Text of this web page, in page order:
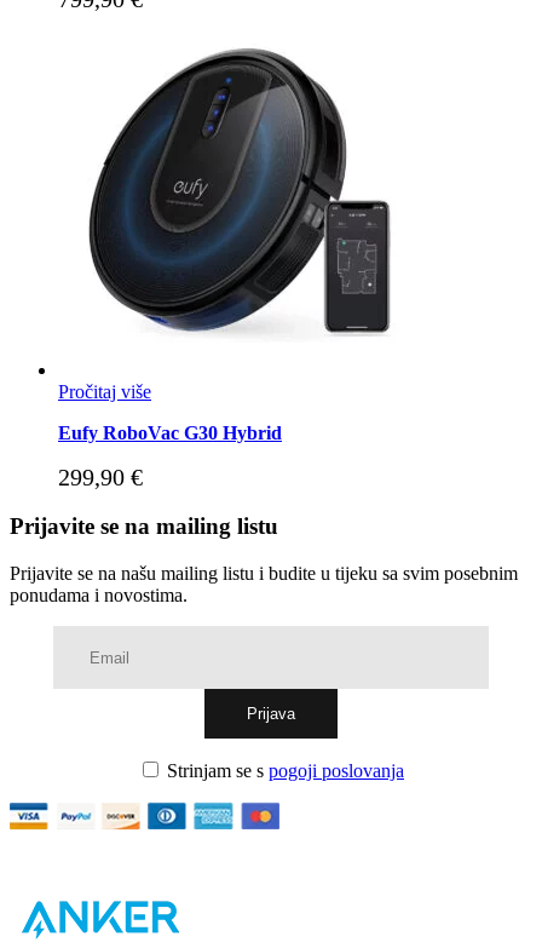
Pročitaj više
Eufy RoboVac G30 Hybrid
299,90 €
Prijavite se na mailing listu
Prijavite se na našu mailing listu i budite u tijeku sa svim posebnim
ponudama i novostima.
Strinjam se s pogoji poslovanja